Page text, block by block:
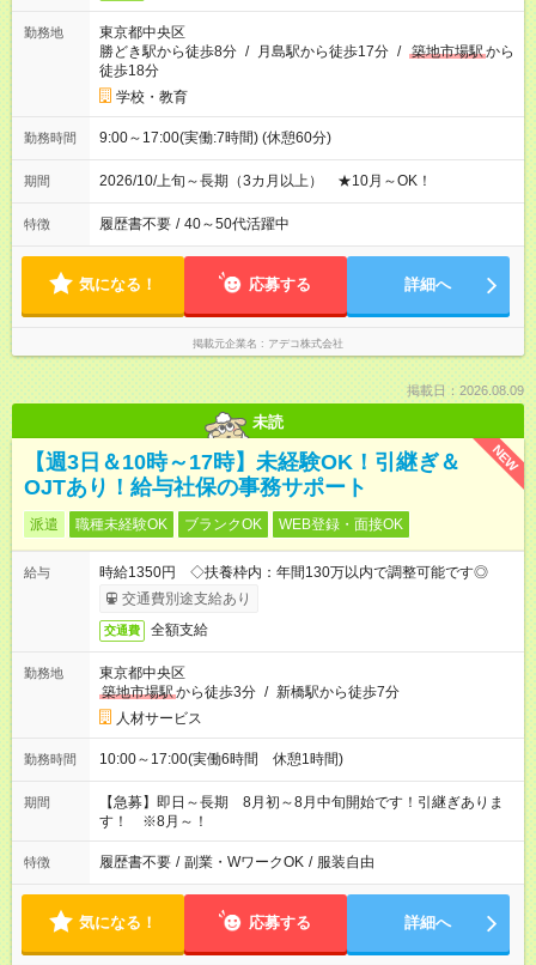
勤務地
東京都中央区
勝どき駅から徒歩8分 / 月島駅から徒歩17分 / 築地市場駅から
徒歩18分
学校・教育
勤務時間 9:00～17:00(実働:7時間) (休憩60分)
期間 2026/10/上旬～長期（3カ月以上） ★10月～OK！
特徴 履歴書不要 / 40～50代活躍中
気になる！ 応募する 詳細へ
掲載元企業名 アデコ株式会社
掲載日：2026.08.09
未読
NEW
【週3日＆10時～17時】未経験OK！引継ぎ＆
OJTあり！給与社保の事務サポート
派遣 職種未経験OK ブランクOK WEB登録・面接OK
給与
時給1350円 ◇扶養枠内：年間130万以内で調整可能です◎
交通費別途支給あり
交通費 全額支給
勤務地
東京都中央区
築地市場駅から徒歩3分 / 新橋駅から徒歩7分
人材サービス
勤務時間 10:00～17:00(実働6時間 休憩1時間)
期間
【急募】即日～長期 8月初～8月中旬開始です！引継ぎありま
す！ ※8月～！
特徴 履歴書不要 / 副業・WワークOK / 服装自由
気になる！ 応募する 詳細へ